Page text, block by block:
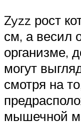
Zyzz рост
см, а весил
организме,
могут
смотря на
мышечной